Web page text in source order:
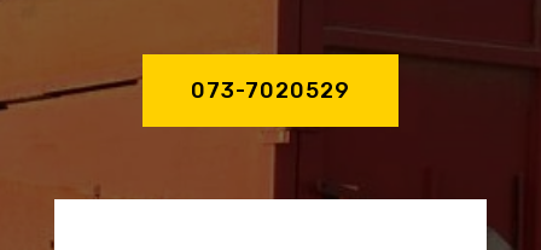
073-7020529